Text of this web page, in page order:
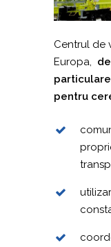
Centrul de
Europa,
pentru